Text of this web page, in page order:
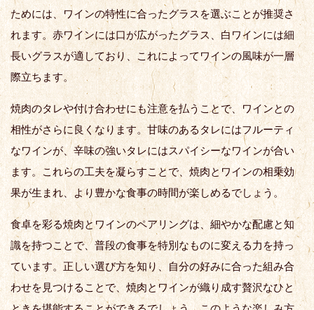
ためには、ワインの特性に合ったグラスを選ぶことが推奨さ
れます。赤ワインには口が広がったグラス、白ワインには細
長いグラスが適しており、これによってワインの風味が一層
際立ちます。
焼肉のタレや付け合わせにも注意を払うことで、ワインとの
相性がさらに良くなります。甘味のあるタレにはフルーティ
なワインが、辛味の強いタレにはスパイシーなワインが合い
ます。これらの工夫を凝らすことで、焼肉とワインの相乗効
果が生まれ、より豊かな食事の時間が楽しめるでしょう。
食卓を彩る焼肉とワインのペアリングは、細やかな配慮と知
識を持つことで、普段の食事を特別なものに変える力を持っ
ています。正しい選び方を知り、自分の好みに合った組み合
わせを見つけることで、焼肉とワインが織り成す贅沢なひと